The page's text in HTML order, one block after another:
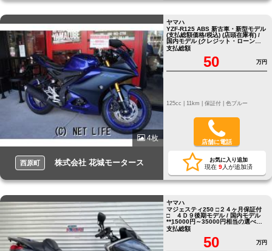
4枚
西原町 株式会社 花城モータース
ヤマハ
YZF-R125 ABS 新古車・新型モデル
(支払総額価格/税込) (店頭在庫有) /
国内モデル (クレジット・ローン支
払い相談可能)
支払総額
50 万円
125cc | 11km | 保証付 | 色ブルー
店舗に電話
お気に入り追加
現在 9人が追加済
ヤマハ
マジェスティ250 □２４ヶ月保証付
□ ４Ｄ９後期モデル / 国内モデル
**15000円～35000円相当の選べる
プレゼントキャンペーン開催してお
ります**
支払総額
50 万円